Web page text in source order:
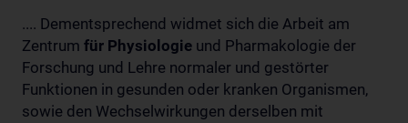
.... Dementsprechend widmet sich die Arbeit am
Zentrum für Physiologie und Pharmakologie der
Forschung und Lehre normaler und gestörter
Funktionen in gesunden oder kranken Organismen,
sowie den Wechselwirkungen derselben mit